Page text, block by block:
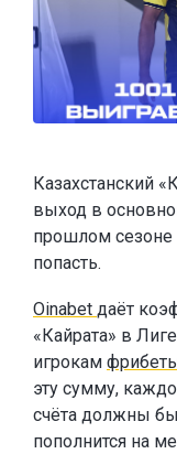
Казахстанский
выход в
прошлом сезоне
попасть.
Oinabet даёт
«Кайрата» в
игрокам
эту сумму,
счёта должны
пополнится на